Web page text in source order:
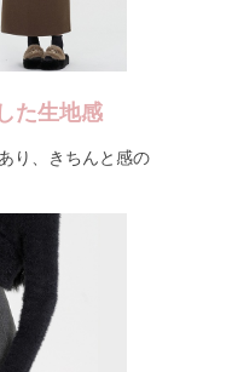
た生地感
り、きちんと感の